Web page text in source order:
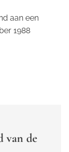
aan een
1988
van de